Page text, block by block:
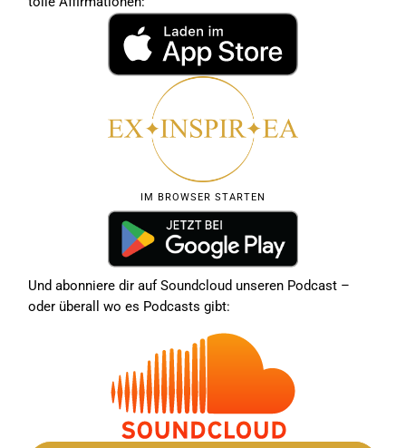
IM BROWSER STARTEN
Und abonniere dir auf Soundcloud unseren Podcast –
oder überall wo es Podcasts gibt: